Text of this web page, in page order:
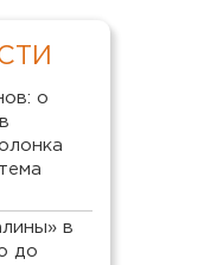
о
в
до